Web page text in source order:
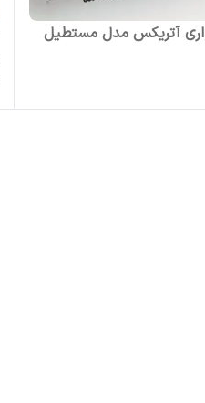
شلف دیواری آتریکس مدل مستطیل